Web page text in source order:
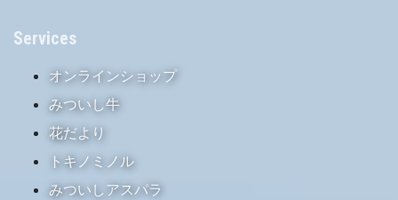
Services
オンラインショップ
みついし牛
花だより
トキノミノル
みついしアスパラ